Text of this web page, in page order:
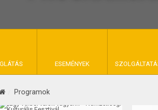
ESEMÉNYEK
VÉMÉND
Programok